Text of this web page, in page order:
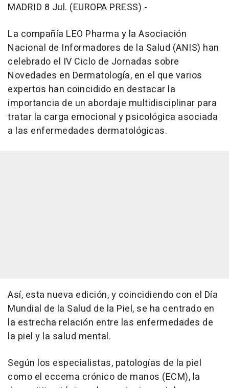
MADRID 8 Jul. (EUROPA PRESS) -
La compañía LEO Pharma y la Asociación
Nacional de Informadores de la Salud (ANIS) han
celebrado el IV Ciclo de Jornadas sobre
Novedades en Dermatología, en el que varios
expertos han coincidido en destacar la
importancia de un abordaje multidisciplinar para
tratar la carga emocional y psicológica asociada
a las enfermedades dermatológicas.
Así, esta nueva edición, y coincidiendo con el Día
Mundial de la Salud de la Piel, se ha centrado en
la estrecha relación entre las enfermedades de
la piel y la salud mental.
Según los especialistas, patologías de la piel
como el eccema crónico de manos (ECM), la